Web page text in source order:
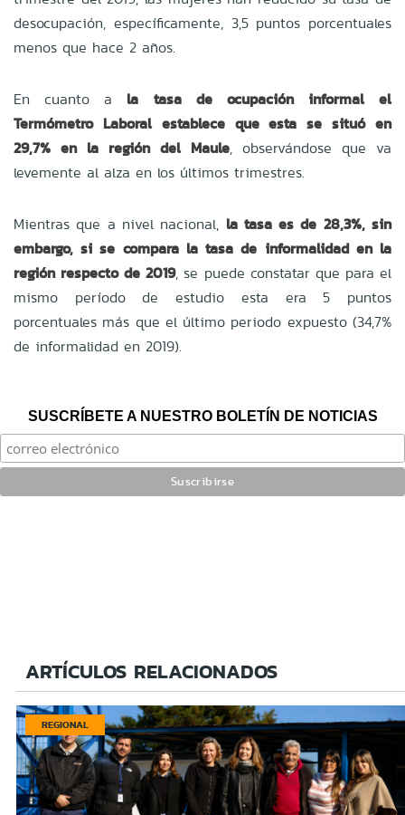
desocupación, específicamente, 3,5 puntos porcentuales
menos que hace 2 años.
En cuanto a la tasa de ocupación informal el
Termómetro Laboral establece que esta se situó en
29,7% en la región del Maule, observándose que va
levemente al alza en los últimos trimestres.
Mientras que a nivel nacional, la tasa es de 28,3%, sin
embargo, si se compara la tasa de informalidad en la
región respecto de 2019, se puede constatar que para el
mismo período de estudio esta era 5 puntos
porcentuales más que el último periodo expuesto (34,7%
de informalidad en 2019).
SUSCRÍBETE A NUESTRO BOLETÍN DE NOTICIAS
ARTÍCULOS RELACIONADOS
REGIONAL